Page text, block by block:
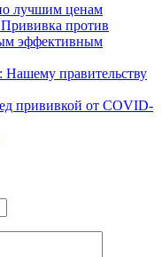
лучшим ценам
против
эффективным
правительству
прививкой от COVID-